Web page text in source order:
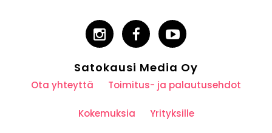
Satokausi Media Oy
Ota yhteyttä Toimitus- ja palautusehdot
Kokemuksia Yrityksille